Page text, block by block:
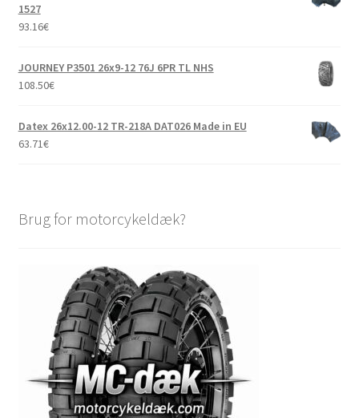
1527
93.16€
JOURNEY P3501 26x9-12 76J 6PR TL NHS
108.50€
Datex 26x12.00-12 TR-218A DAT026 Made in EU
63.71€
Brug for motorcykeldæk?